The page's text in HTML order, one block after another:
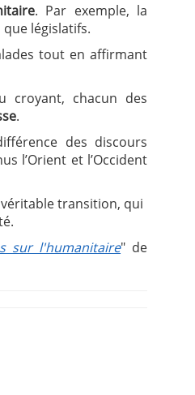
. Par exemple, la
législatifs.
tout en affirmant
croyant, chacun des
.
des discours
l’Orient et l’Occident
transition, qui
sur l'humanitaire" de